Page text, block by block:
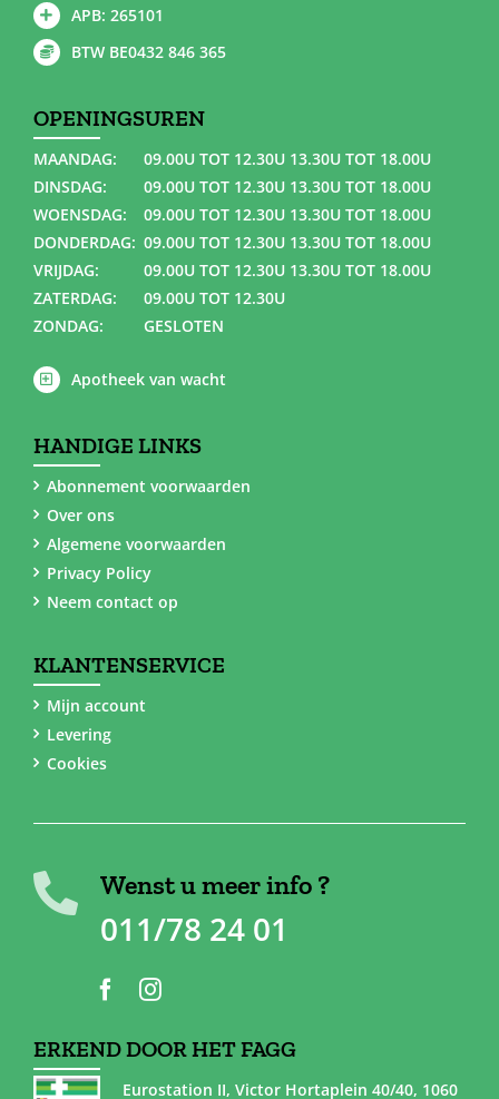
APB: 265101
BTW BE0432 846 365
OPENINGSUREN
MAANDAG:
09.00U TOT 12.30U 13.30U TOT 18.00U
DINSDAG:
09.00U TOT 12.30U 13.30U TOT 18.00U
WOENSDAG:
09.00U TOT 12.30U 13.30U TOT 18.00U
DONDERDAG: 09.00U TOT 12.30U 13.30U TOT 18.00U
VRIJDAG:
09.00U TOT 12.30U 13.30U TOT 18.00U
ZATERDAG:
09.00U TOT 12.30U
ZONDAG:
GESLOTEN
Apotheek van wacht
HANDIGE LINKS
Abonnement voorwaarden
Over ons
Algemene voorwaarden
Privacy Policy
Neem contact op
KLANTENSERVICE
Mijn account
Levering
Cookies
Wenst u meer info ?
011/78 24 01
ERKEND DOOR HET FAGG
Eurostation II, Victor Hortaplein 40/40, 1060